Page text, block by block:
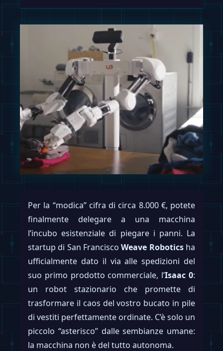
Per la “modica” cifra di circa 8.000 €, potete
finalmente delegare a una macchina
l’incubo esistenziale di piegare i panni. La
startup di San FranciscoWeave Roboticsha
ufficialmente dato il via alle spedizioni del
suo primo prodotto commerciale, l’Isaac 0:
un robot stazionario che promette di
trasformare il caos del vostro bucato in pile
di vestiti perfettamente ordinate. C’è solo un
piccolo “asterisco” dalle sembianze umane:
la macchina non è del tutto autonoma.